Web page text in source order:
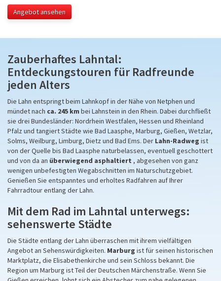
Angebot ansehen
Zauberhaftes Lahntal:
Entdeckungstouren für Radfreunde
jeden Alters
Die Lahn entspringt beim Lahnkopf in der Nähe von Netphen und
mündet nach ca. 245 km bei Lahnstein in den Rhein. Dabei durchfließt
sie drei Bundesländer: Nordrhein Westfalen, Hessen und Rheinland
Pfalz und tangiert Städte wie Bad Laasphe, Marburg, Gießen, Wetzlar,
Solms, Weilburg, Limburg, Dietz und Bad Ems. Der Lahn-Radweg ist
von der Quelle bis Bad Laasphe naturbelassen, eventuell geschottert
und von da an überwiegend asphaltiert , abgesehen von ganz
wenigen unbefestigten Wegabschnitten im Naturschutzgebiet.
Genießen Sie entspanntes und erholtes Radfahren auf Ihrer
Fahrradtour entlang der Lahn.
Mit dem Rad im Lahntal unterwegs:
sehenswerte Städte
Die Städte entlang der Lahn überraschen mit ihrem vielfältigen
Angebot an Sehenswürdigkeiten. Marburg ist für seinen historischen
Marktplatz, die Elisabethenkirche und sein Schloss bekannt. Die
Region um Marburg ist Teil der Deutschen Märchenstraße. Wenn Sie